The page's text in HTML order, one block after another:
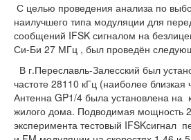
КВ шлюзы
Медиа
Обратная связь
С целью проведения анализа по
наилучшего типа модуляции для
сообщений IFSK сигналом на
Си-Би 27 МГц , был проведён
В г.Переславль-Залесский был
частоте 28110 кГц (наиболее близкая
Антенна GP1/4 была установлена на
жилого дома. Подводимая мощность
эксперимента тестовый IFSKсигнал